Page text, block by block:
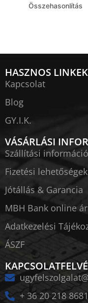
Összehasonlítás
HASZNOS LINKEK
Kapcsolat
Blog
GY.I.K.
VÁSÁRLÁSI
Szállítási
Fizetési lehetőségek
Jótállás & Garancia
MBH Bank online
Adatkezelési
ÁSZF
+ 36 20 218 8681